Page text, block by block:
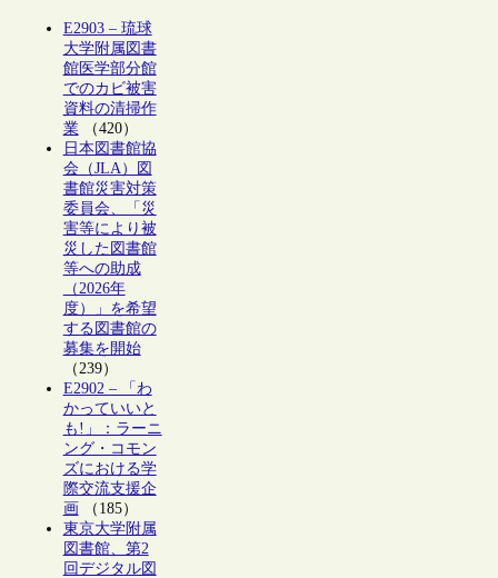
E2903 – 琉球
大学附属図書
館医学部分館
でのカビ被害
資料の清掃作
業（420）
日本図書館協
会（JLA）図
書館災害対策
委員会、「災
害等により被
災した図書館
等への助成
（2026年
度）」を希望
する図書館の
募集を開始
（239）
E2902 – 「わ
かっていいと
も!」：ラーニ
ング・コモン
ズにおける学
際交流支援企
画（185）
東京大学附属
図書館、第2
回デジタル図